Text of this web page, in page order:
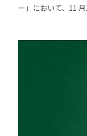
ー」において、11